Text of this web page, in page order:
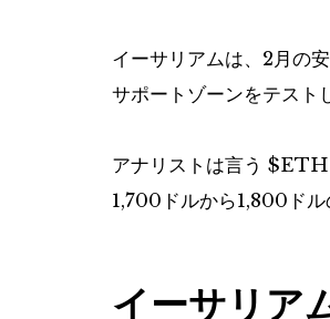
イーサリアムは、2月の
サポートゾーンをテスト
アナリストは言う $ETH
1,700ドルから1,800ドル
イーサリア